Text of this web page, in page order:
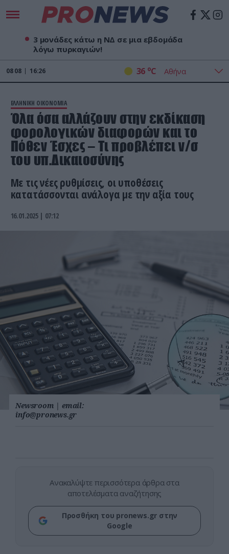
3 μονάδες κάτω η ΝΔ σε μια εβδομάδα
λόγω πυρκαγιών!
08 08 16:26 36 oC
ΕΛΛΗΝΙΚΗ ΟΙΚΟΝΟΜΙΑ
Όλα όσα αλλάζουν στην εκδίκαση
φορολογικών διαφορών και το
Πόθεν Έσχες – Τι προβλέπει ν/σ
του υπ.Δικαιοσύνης
Με τις νέες ρυθμίσεις, οι υποθέσεις
κατατάσσονται ανάλογα με την αξία τους
16.01.2025 | 07:12
Newsroom | email:
info@pronews.gr
Ανακαλύψτε περισσότερα άρθρα στα
αποτελέσματα αναζήτησης
Προσθήκη του pronews.gr στην
Google